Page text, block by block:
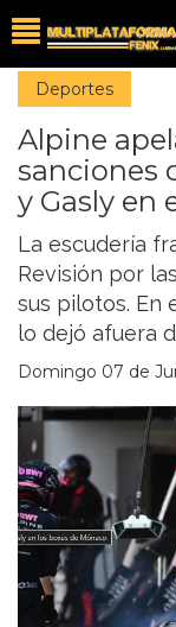
Deportes
Alpine
sanciones
y Gasly en
La escudería
Revisión por
sus pilotos. En
lo dejó afuera
Domingo 07 de